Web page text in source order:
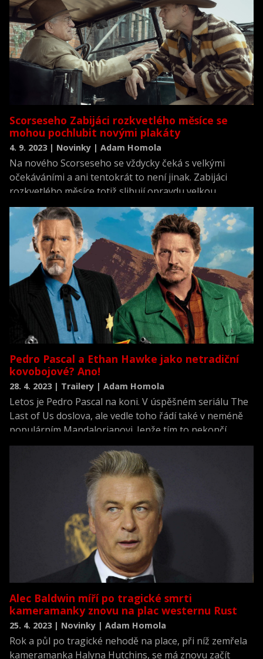
Scorseseho Zabijáci rozkvetlého měsíce se
mohou pochlubit novými plakáty
4. 9. 2023 | Novinky | Adam Homola
Na nového Scorseseho se vždycky čeká s velkými
očekáváními a ani tentokrát to není jinak. Zabijáci
rozkvetlého měsíce totiž slibují opravdu velkou
podívanou.
Pedro Pascal a Ethan Hawke jako netradiční
kovobojové? Ano!
28. 4. 2023 | Trailery | Adam Homola
Letos je Pedro Pascal na koni. V úspěšném seriálu The
Last of Us doslova, ale vedle toho řádí také v neméně
populárním Mandalorianovi. Jenže tím to nekončí.
Alec Baldwin míří po tragické smrti
kameramanky znovu na plac westernu Rust
25. 4. 2023 | Novinky | Adam Homola
Rok a půl po tragické nehodě na place, při níž zemřela
kameramanka Halyna Hutchins, se má znovu začít